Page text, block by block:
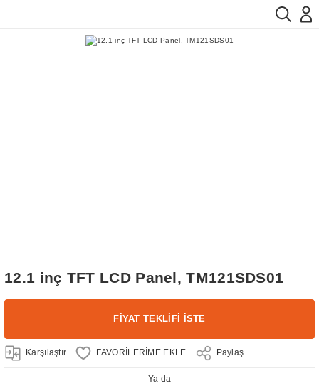
12.1 inç TFT LCD Panel, TM121SDS01
FİYAT TEKLİFİ İSTE
Karşılaştır Paylaş
Ya da